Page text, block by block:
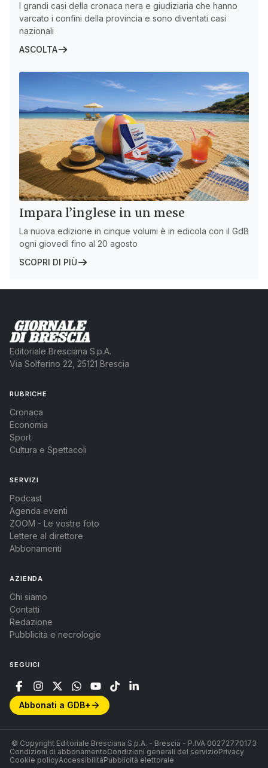
I grandi casi della cronaca nera e giudiziaria che hanno
varcato i confini della provincia e sono diventati casi
nazionali
ASCOLTA
Impara l’inglese in un mese
La nuova edizione in cinque volumi è in edicola con il GdB
ogni giovedì fino al 20 agosto
SCOPRI DI PIÙ
Editoriale Bresciana S.p.A.
Via Solferino 22, 25121 Brescia
RUBRICHE
Cronaca
Economia
Sport
Cultura e Spettacoli
SERVIZI
Podcast
Agenda eventi
ZOOM - Le vostre foto
Lettere al direttore
Abbonamenti
AZIENDA
Chi siamo
Contatti
Redazione
Pubblicità e necrologie
SEGUICI
Abbonati a GDB+
© Copyright Editoriale Bresciana S.p.A. - Brescia - P.IVA 00272770173
Condizioni di abbonamentoCondizioni generali del servizioPrivacy
Cookie policyAccessibilitàPubblicità elettorale